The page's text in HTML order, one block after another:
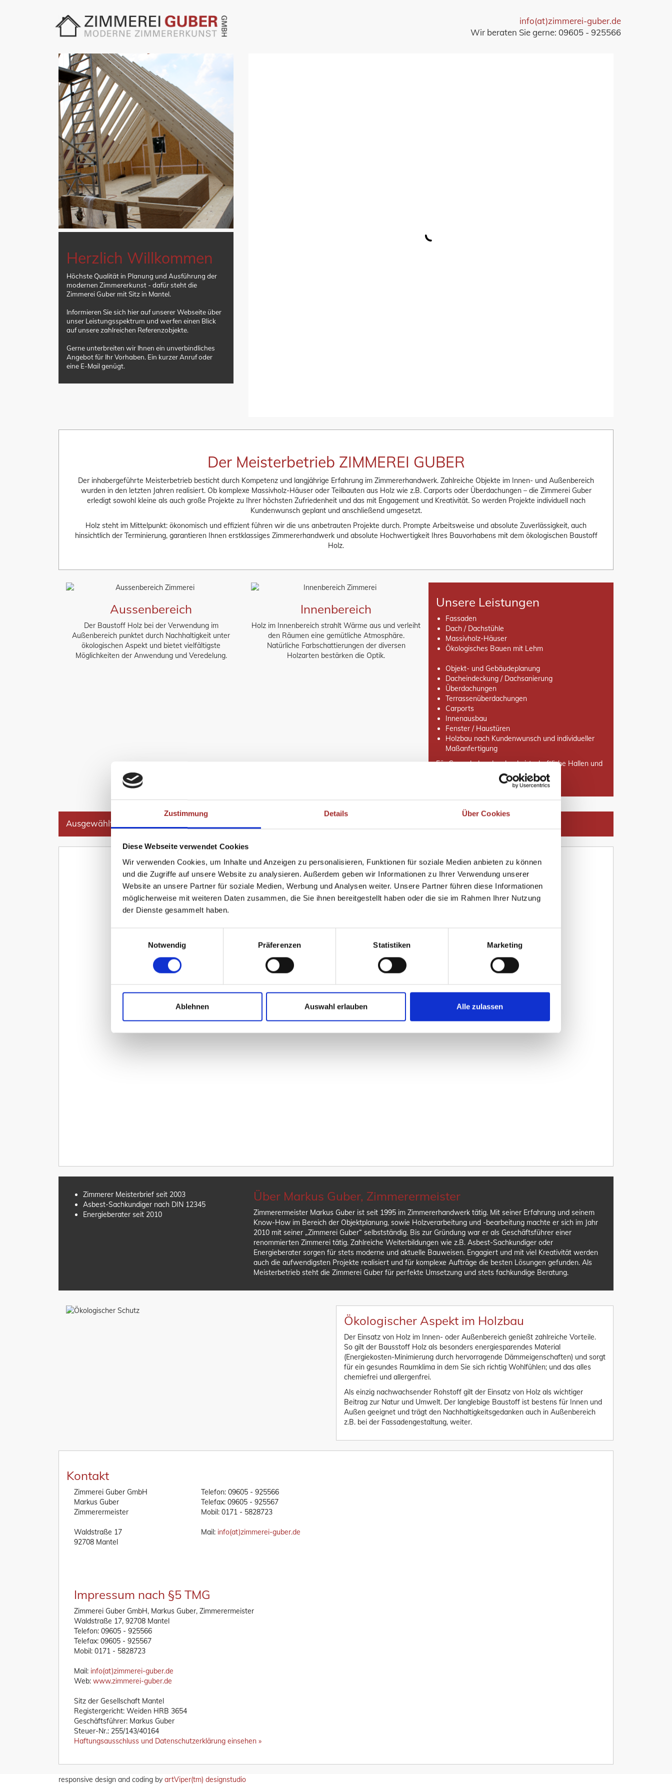
Zustimmung Details Über Cookies
Diese Webseite verwendet Cookies
Wir verwenden Cookies, um Inhalte und Anzeigen zu personalisieren, Funktionen für soziale Medien anbieten zu können
und die Zugriffe auf unsere Website zu analysieren. Außerdem geben wir Informationen zu Ihrer Verwendung unserer
Website an unsere Partner für soziale Medien, Werbung und Analysen weiter. Unsere Partner führen diese Informationen
möglicherweise mit weiteren Daten zusammen, die Sie ihnen bereitgestellt haben oder die sie im Rahmen Ihrer Nutzung
der Dienste gesammelt haben.
Notwendig
Präferenzen Statistiken Marketing
Ablehnen Auswahl erlauben Alle zulassen
info(at)zimmerei-guber.de
Wir beraten Sie gerne: 09605 - 925566
Herzlich Willkommen
Höchste Qualität in Planung und Ausführung der
modernen Zimmererkunst - dafür steht die
Zimmerei Guber mit Sitz in Mantel.
Informieren Sie sich hier auf unserer Webseite über
unser Leistungsspektrum und werfen einen Blick
auf unsere zahlreichen Referenzobjekte.
Gerne unterbreiten wir Ihnen ein unverbindliches
Angebot für Ihr Vorhaben. Ein kurzer Anruf oder
eine E-Mail genügt.
Der Meisterbetrieb ZIMMEREI GUBER
Der inhabergeführte Meisterbetrieb besticht durch Kompetenz und langjährige Erfahrung im Zimmererhandwerk. Zahlreiche Objekte im Innen- und Außenbereich
wurden in den letzten Jahren realisiert. Ob komplexe Massivholz-Häuser oder Teilbauten aus Holz wie z.B. Carports oder Überdachungen – die Zimmerei Guber
erledigt sowohl kleine als auch große Projekte zu Ihrer höchsten Zufriedenheit und das mit Engagement und Kreativität. So werden Projekte individuell nach
Kundenwunsch geplant und anschließend umgesetzt.
Holz steht im Mittelpunkt: ökonomisch und effizient führen wir die uns anbetrauten Projekte durch. Prompte Arbeitsweise und absolute Zuverlässigkeit, auch
hinsichtlich der Terminierung, garantieren Ihnen erstklassiges Zimmererhandwerk und absolute Hochwertigkeit Ihres Bauvorhabens mit dem ökologischen Baustoff
Holz.
Aussenbereich
Der Baustoff Holz bei der Verwendung im
Außenbereich punktet durch Nachhaltigkeit unter
ökologischen Aspekt und bietet vielfältigste
Möglichkeiten der Anwendung und Veredelung.
Innenbereich
Holz im Innenbereich strahlt Wärme aus und verleiht
den Räumen eine gemütliche Atmosphäre.
Natürliche Farbschattierungen der diversen
Holzarten bestärken die Optik.
Unsere Leistungen
Fassaden
Dach / Dachstühle
Massivholz-Häuser
Ökologisches Bauen mit Lehm
Objekt- und Gebäudeplanung
Dacheindeckung / Dachsanierung
Überdachungen
Terrassenüberdachungen
Carports
Innenausbau
Fenster / Haustüren
Holzbau nach Kundenwunsch und individueller
Maßanfertigung
Für Gewerbekunden: landwirtschaftliche Hallen und
Ausgewählte TOP - Referenzen
Zimmerer Meisterbrief seit 2003
Asbest-Sachkundiger nach DIN 12345
Energieberater seit 2010
Über Markus Guber, Zimmerermeister
Zimmerermeister Markus Guber ist seit 1995 im Zimmererhandwerk tätig. Mit seiner Erfahrung und seinem
Know-How im Bereich der Objektplanung, sowie Holzverarbeitung und -bearbeitung machte er sich im Jahr
2010 mit seiner „Zimmerei Guber“ selbstständig. Bis zur Gründung war er als Geschäftsführer einer
renommierten Zimmerei tätig. Zahlreiche Weiterbildungen wie z.B. Asbest-Sachkundiger oder
Energieberater sorgen für stets moderne und aktuelle Bauweisen. Engagiert und mit viel Kreativität werden
auch die aufwendigsten Projekte realisiert und für komplexe Aufträge die besten Lösungen gefunden. Als
Meisterbetrieb steht die Zimmerei Guber für perfekte Umsetzung und stets fachkundige Beratung.
Ökologischer Aspekt im Holzbau
Der Einsatz von Holz im Innen- oder Außenbereich genießt zahlreiche Vorteile.
So gilt der Bausstoff Holz als besonders energiesparendes Material
(Energiekosten-Minimierung durch hervorragende Dämmeigenschaften) und sorgt
für ein gesundes Raumklima in dem Sie sich richtig Wohlfühlen; und das alles
chemiefrei und allergenfrei.
Als einzig nachwachsender Rohstoff gilt der Einsatz von Holz als wichtiger
Beitrag zur Natur und Umwelt. Der langlebige Baustoff ist bestens für Innen und
Außen geeignet und trägt den Nachhaltigkeitsgedanken auch in Außenbereich
z.B. bei der Fassadengestaltung, weiter.
Kontakt
Zimmerei Guber GmbH
Markus Guber
Zimmerermeister
Waldstraße 17
92708 Mantel
Telefon: 09605 - 925566
Telefax: 09605 - 925567
Mobil: 0171 - 5828723
Mail: info(at)zimmerei-guber.de
Impressum nach §5 TMG
Zimmerei Guber GmbH, Markus Guber, Zimmerermeister
Waldstraße 17, 92708 Mantel
Telefon: 09605 - 925566
Telefax: 09605 - 925567
Mobil: 0171 - 5828723
Mail: info(at)zimmerei-guber.de
Web: www.zimmerei-guber.de
Sitz der Gesellschaft Mantel
Registergericht: Weiden HRB 3654
Geschäftsführer: Markus Guber
Steuer-Nr.: 255/143/40164
Haftungsausschluss und Datenschutzerklärung einsehen »
responsive design and coding by artViper(tm) designstudio